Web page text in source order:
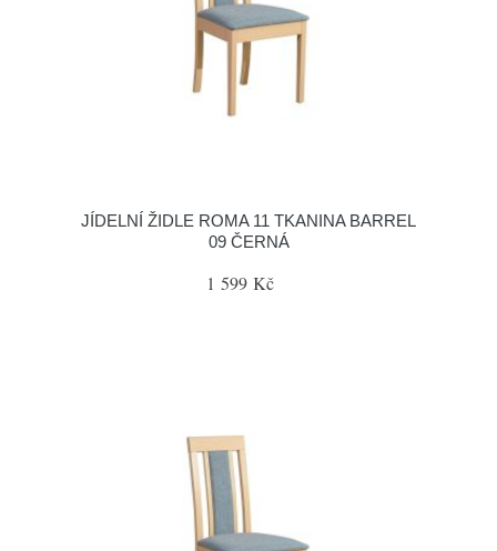
JÍDELNÍ ŽIDLE ROMA 11 TKANINA BARREL
09 ČERNÁ
1 599 Kč